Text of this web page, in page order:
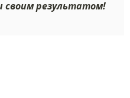
своим результатом!